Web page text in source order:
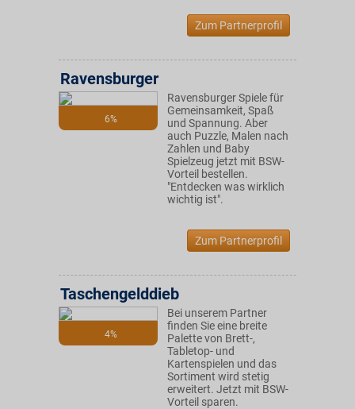
Zum Partnerprofil
6%
Ravensburger
Ravensburger Spiele für
Gemeinsamkeit, Spaß
und Spannung. Aber
auch Puzzle, Malen nach
Zahlen und Baby
Spielzeug jetzt mit BSW-
Vorteil bestellen.
"Entdecken was wirklich
wichtig ist".
Zum Partnerprofil
4%
Taschengelddieb
Bei unserem Partner
finden Sie eine breite
Palette von Brett-,
Tabletop- und
Kartenspielen und das
Sortiment wird stetig
erweitert. Jetzt mit BSW-
Vorteil sparen.